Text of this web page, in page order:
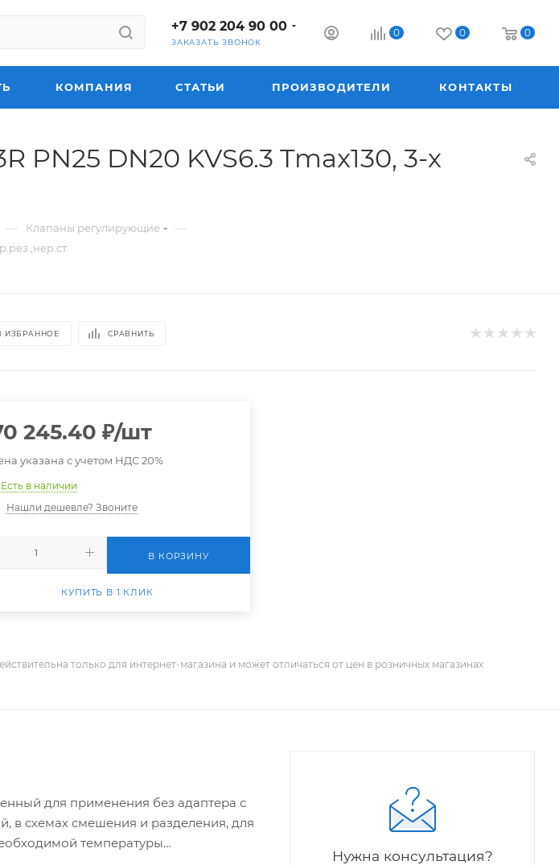
+7 902 204 90 00
ЗАКАЗАТЬ ЗВОНОК
0 0 0
КОМПАНИЯ СТАТЬИ ПРОИЗВОДИТЕЛИ КОНТАКТЫ
DN20 KVS6.3 Tmax130, 3-х
— Клапаны регулирующие —
ИЗБРАННОЕ СРАВНИТЬ
245.40 ₽/шт
указана с учетом НДС 20%
Есть в наличии
Нашли дешевле? Звоните
В КОРЗИНУ
КУПИТЬ В 1 КЛИК
только для интернет-магазина и может отличаться от цен в розничных магазинах
для применения без адаптера с
в схемах смешения и разделения, для
температуры
Нужна консультация?